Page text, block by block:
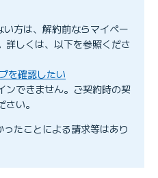
方は、解約前ならマイペー
詳しくは、以下を参照くださ
を確認したい
ンできません。ご契約時の契
い。
たことによる請求等はあり